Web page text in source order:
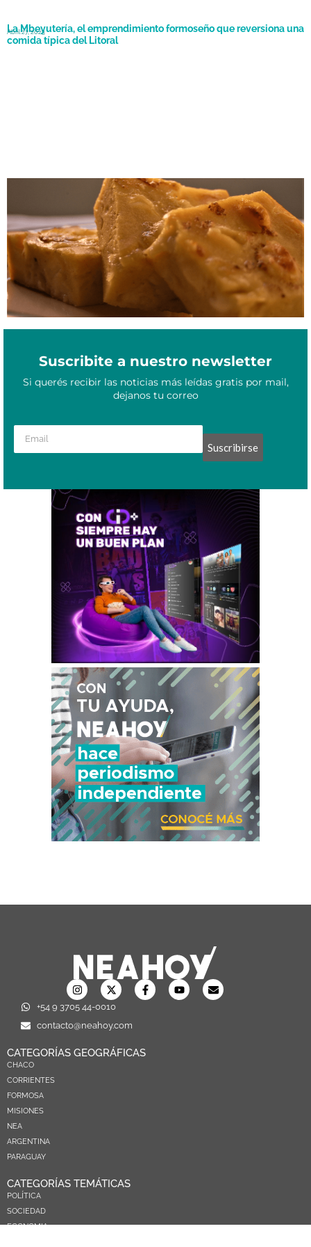
La Mbeyutería, el emprendimiento formoseño que reversiona una
comida típica del Litoral
Abril 27, 2023
20 platos típicos de Misiones que tenés que conocer hoy
Suscribite a nuestro newsletter
Si querés recibir las noticias más leídas gratis por mail,
dejanos tu correo
Suscribirse
+54 9 3705 44-0010
contacto@neahoy.com
CATEGORÍAS GEOGRÁFICAS
CHACO
CORRIENTES
FORMOSA
MISIONES
NEA
ARGENTINA
PARAGUAY
CATEGORÍAS TEMÁTICAS
POLÍTICA
SOCIEDAD
ECONOMIA